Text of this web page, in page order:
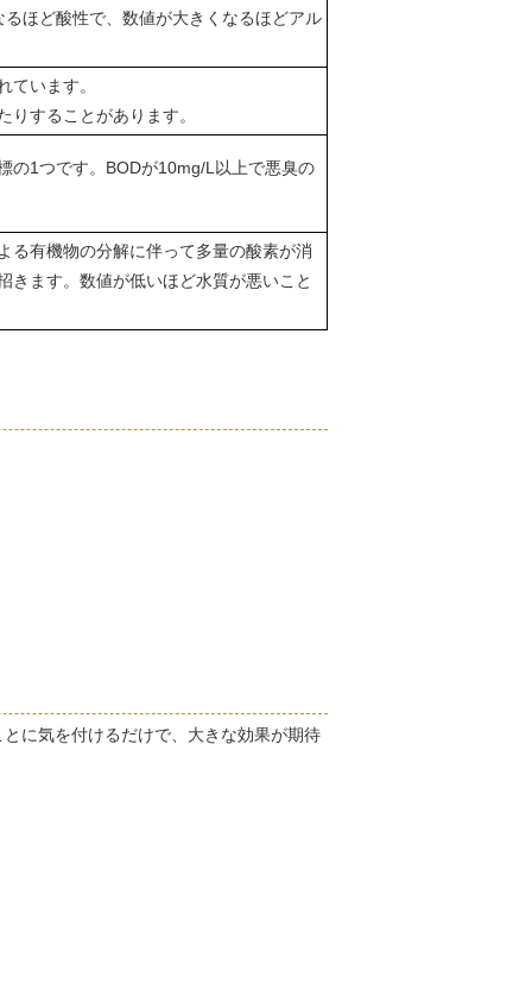
ほど酸性で、数値が大きくなるほどアル
います。
することがあります。
の1つです。BODが10mg/L以上で悪臭の
る有機物の分解に伴って多量の酸素が消
きます。数値が低いほど水質が悪いこと
に気を付けるだけで、大きな効果が期待